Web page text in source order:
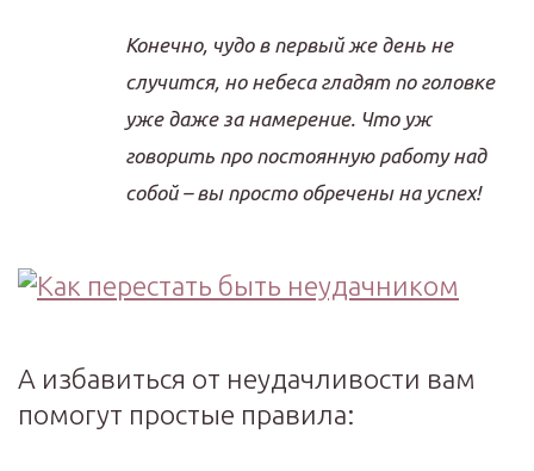
Конечно, чудо в первый же день не
случится, но небеса гладят по головке
уже даже за намерение. Что уж
говорить про постоянную работу над
собой – вы просто обречены на успех!
А избавиться от неудачливости вам
помогут простые правила: